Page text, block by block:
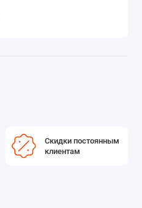
Скидки постоянным
клиентам